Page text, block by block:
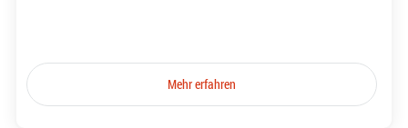
Mehr erfahren